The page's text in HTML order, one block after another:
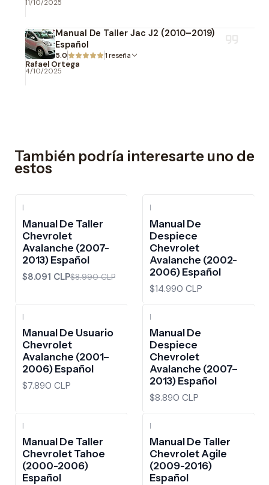
11/10/2025
Manual De Taller Jac J2 (2010–2019)
Español
5.0 1 reseña
Rafael Ortega
4/10/2025
También podría interesarte uno de
estos
|
Manual De Taller
Chevrolet
Avalanche (2007-
2013) Español
$8.091 CLP$8.990 CLP
|
Manual De
Despiece
Chevrolet
Avalanche (2002-
2006) Español
$14.990 CLP
|
Manual De Usuario
Chevrolet
Avalanche (2001–
2006) Español
$7.890 CLP
|
Manual De
Despiece
Chevrolet
Avalanche (2007–
2013) Español
$8.890 CLP
|
Manual De Taller
Chevrolet Tahoe
(2000-2006)
Español
|
Manual De Taller
Chevrolet Agile
(2009-2016)
Español